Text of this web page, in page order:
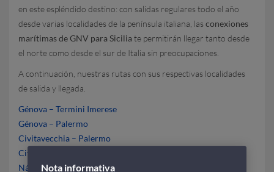
en este espléndido destino: con salidas regulares todo el año
desde varias localidades de la península italiana, las conexiones
marítimas de GNV para Sicilia te permitirán llegar tanto desde
el norte como desde el sur de Italia sin preocupaciones.
A continuación, nuestras rutas con sus respectivas localidades
de salida y llegada.
Génova – Termini Imerese
Génova – Palermo
Civitavecchia – Palermo
Civitavecchia (Roma) – Termini Imerese
Nápoles – Palermo
Nota informativa